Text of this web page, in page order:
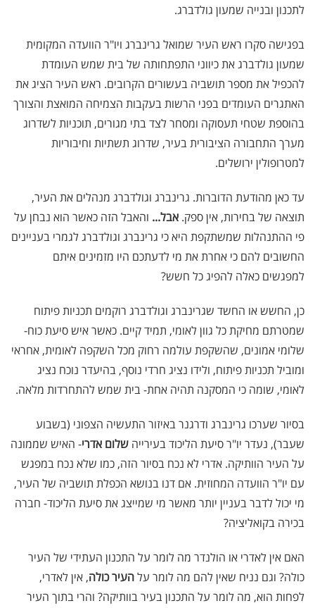
לתכנון ובנייה שמעון גולדברג.
בפגישה סקרו ראש העיר שמואל גרינברג ויו"ר הוועדה המקומית
שמעון גולדברג את כיווני התפתחותה של בית שמש העומדת
להכפיל את מספר תושביה בעשורים הקרובים. ראש העיר הציג את
האתגרים העומדים בפני הרשות בעקבות הצמיחה המואצת והצורך
בהוספת שטחי תעסוקה ומסחר לצד בתי מגורים, תוכניות לשדרוג
מערך התחבורה הציבורית בעיר, שדרוג תשתיות וחיבוריות
למטרופולין ירושלים.
עד כאן מהודעת הדוברות. גרינברג וגולדברג מנהלים את העיר,
תוצאה של בחירות, אין ספק. אבל... והאבל הזה כאשר הוא נבחן על
פי ההתנהלות שמשתקפת היא כי גרינברג וגולדברג לגמרי בעניינים
החשובים להם כי אחרת את מי לדעתכם היו מזמינים איתם
למפגשים כאלה להפיג כל חשש?
כן, החשש או החשד שגרינברג וגולדברג רוקמים תכניות פיתוח
שמטרתם מחיקת כל גוון לאומי, תמיד קיים. כאשר איש סיעת כוח-
שלומי אמונים, שהשקפת עולמה רחוק מכל השקפה לאומית, אחראי
ומוביל תכניות פיתוח, ולידו נציג חרדי נוסף, בהיעדר נוכח נציג
לאומי, שומה כי המסקנה תהיה אחת- בית שמש להתחרדות מלאה.
בסיור שערכו גרינברג ודרגנר באיזור התעשיה הצפוני (בשבוע
שעבר), נעדר יו"ר סיעת הליכוד בעירייה שלום אדרי- האיש שממונה
על העיר הוותיקה. אדרי לא נכח בסיור הזה, כמו שלא נכח במפגש
עם יו"ר הוועדה המחוזית. אם דנו בנושא הכפלת תושביה של העיר,
מי יכול לדבר בעניין יותר מאשר מי שמייצג את סיעת הליכוד- חברה
בכירה בקואליציה?
האם אין לאדרי או הולנדר מה לומר על התכנון העתידי של העיר
כולה? וגם נניח שאין להם מה לומר עלהעיר כולה, אין לאדרי,
לפחות הוא, מה לומר על התכנון בעיר בוותיקה? והרי בתוך העיר